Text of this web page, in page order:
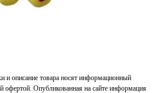
и описание товара носят информационный
офертой. Опубликованная на сайте информация